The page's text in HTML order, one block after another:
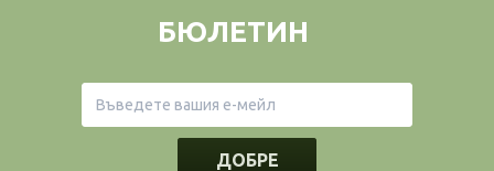
БЮЛЕТИН
ДОБРЕ